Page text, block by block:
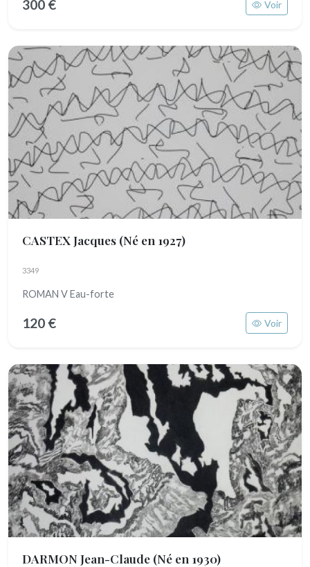
300 € Voir
CASTEX Jacques (Né en 1927)
3349
ROMAN V Eau-forte
120 € Voir
DARMON Jean-Claude (Né en 1930)